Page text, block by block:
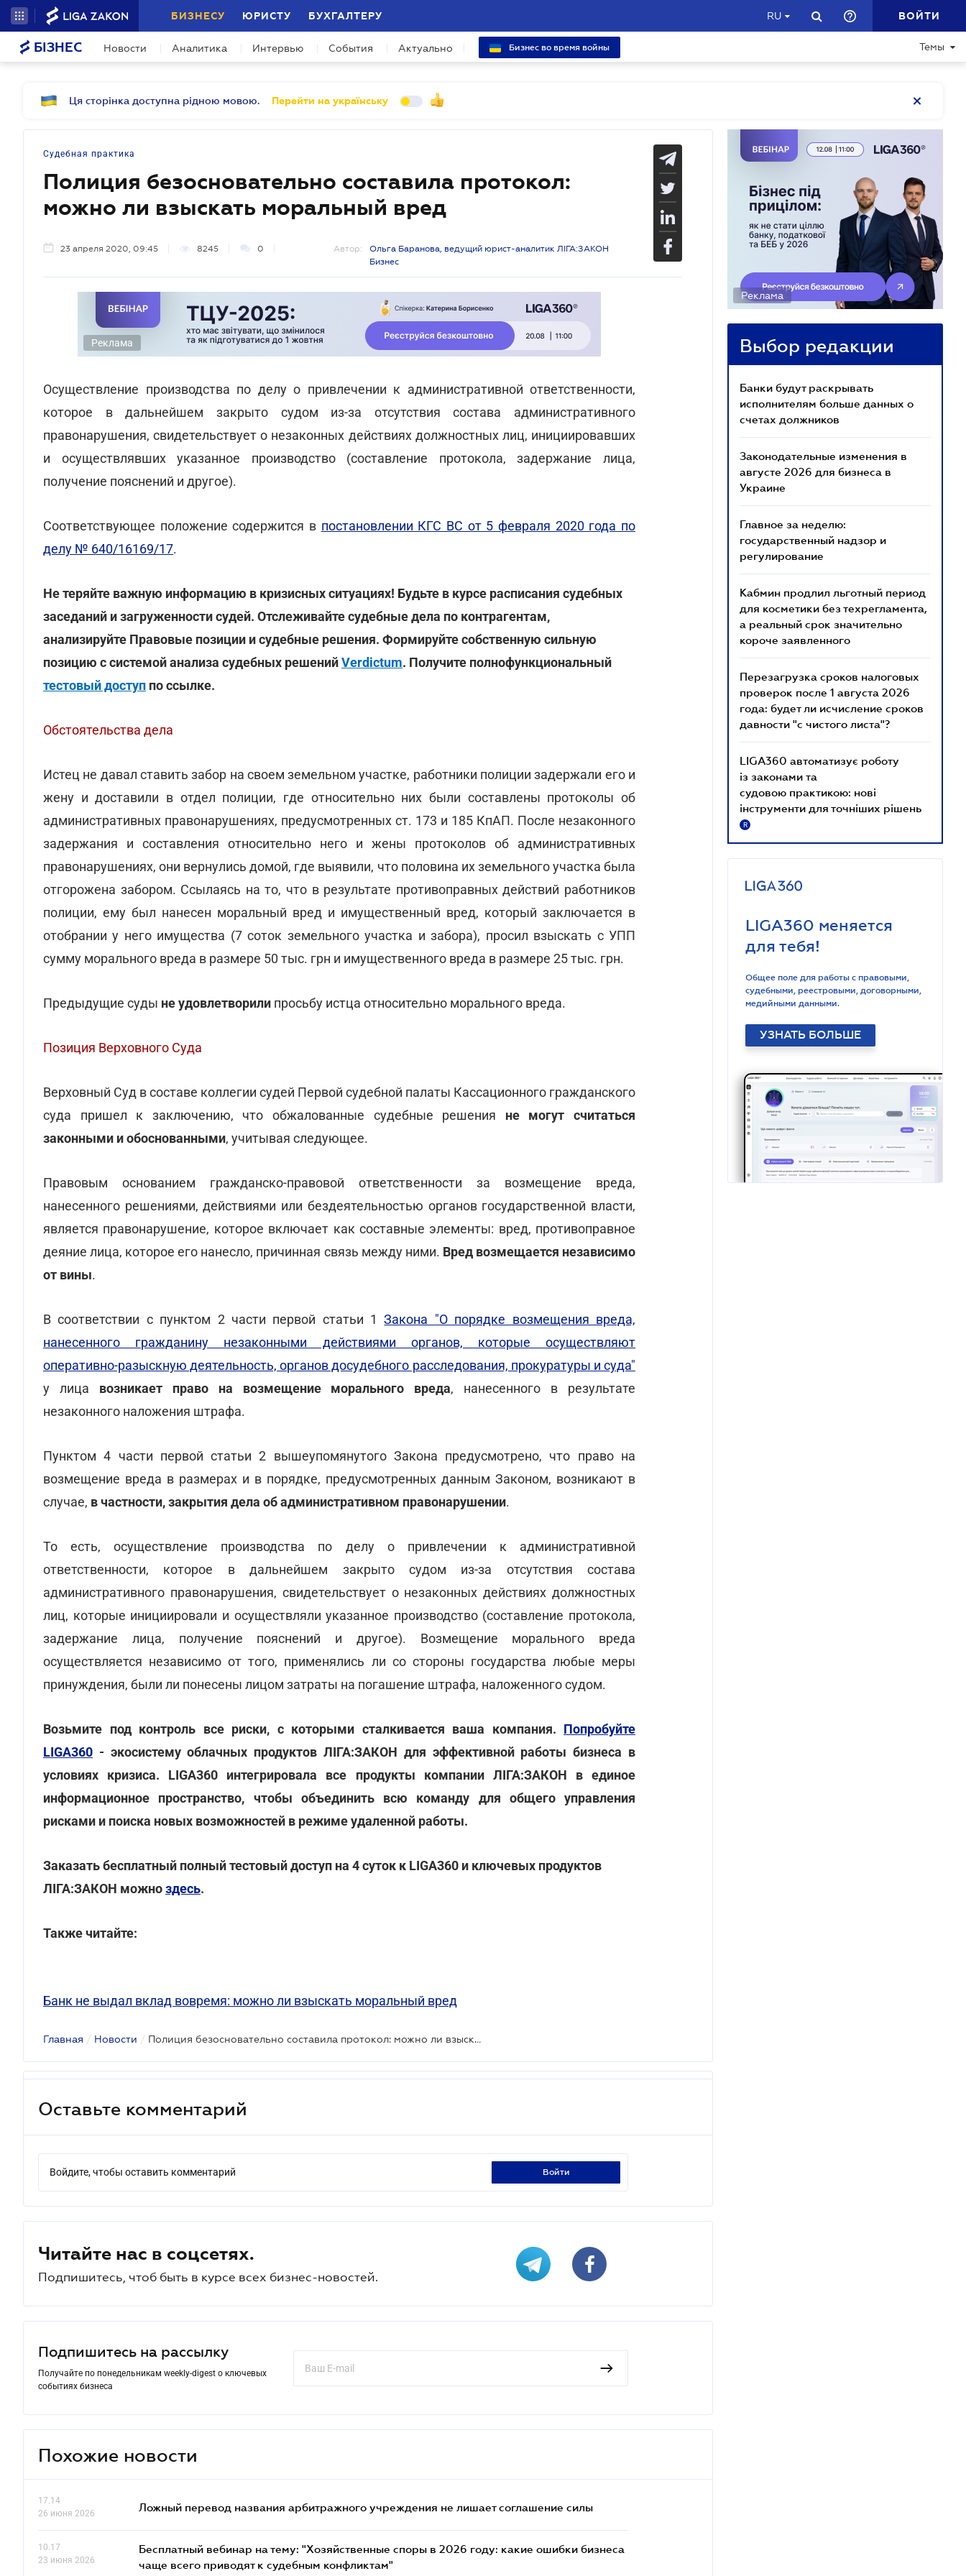
БИЗНЕСУ ЮРИСТУ БУХГАЛТЕРУ RU ВОЙТИ
БІЗНЕС Новости Аналитика Интервью События Актуально Бизнес во время войны Темы
Ця сторінка доступна рідною мовою. Перейти на українську
Судебная практика
Полиция безосновательно составила протокол:
можно ли взыскать моральный вред
23 апреля 2020, 09:45 8245 0 Автор:
Ольга Баранова, ведущий юрист-аналитик ЛІГА:ЗАКОН
Бизнес
Реклама
Осуществление производства по делу о привлечении к административной ответственности,
которое в дальнейшем закрыто судом из-за отсутствия состава административного
правонарушения, свидетельствует о незаконных действиях должностных лиц, инициировавших
и осуществлявших указанное производство (составление протокола, задержание лица,
получение пояснений и другое).
Соответствующее положение содержится в постановлении КГС ВС от 5 февраля 2020 года по
делу № 640/16169/17.
Не теряйте важную информацию в кризисных ситуациях! Будьте в курсе расписания судебных
заседаний и загруженности судей. Отслеживайте судебные дела по контрагентам,
анализируйте Правовые позиции и судебные решения. Формируйте собственную сильную
позицию с системой анализа судебных решенийVerdictum. Получите полнофункциональный
тестовый доступ по ссылке.
Обстоятельства дела
Истец не давал ставить забор на своем земельном участке, работники полиции задержали его и
жену и доставили в отдел полиции, где относительно них были составлены протоколы об
административных правонарушениях, предусмотренных ст. 173 и 185 КпАП. После незаконного
задержания и составления относительно него и жены протоколов об административных
правонарушениях, они вернулись домой, где выявили, что половина их земельного участка была
отгорожена забором. Ссылаясь на то, что в результате противоправных действий работников
полиции, ему был нанесен моральный вред и имущественный вред, который заключается в
отобрании у него имущества (7 соток земельного участка и забора), просил взыскать с УПП
сумму морального вреда в размере 50 тыс. грн и имущественного вреда в размере 25 тыс. грн.
Предыдущие суды не удовлетворили просьбу истца относительно морального вреда.
Позиция Верховного Суда
Верховный Суд в составе коллегии судей Первой судебной палаты Кассационного гражданского
суда пришел к заключению, что обжалованные судебные решения не могут считаться
законными и обоснованными, учитывая следующее.
Правовым основанием гражданско-правовой ответственности за возмещение вреда,
нанесенного решениями, действиями или бездеятельностью органов государственной власти,
является правонарушение, которое включает как составные элементы: вред, противоправное
деяние лица, которое его нанесло, причинная связь между ними. Вред возмещается независимо
от вины.
В соответствии с пунктом 2 части первой статьи 1Закона "О порядке возмещения вреда,
нанесенного гражданину незаконными действиями органов, которые осуществляют
оперативно-разыскную деятельность, органов досудебного расследования, прокуратуры и суда"
у лица возникает право на возмещение морального вреда, нанесенного в результате
незаконного наложения штрафа.
Пунктом 4 части первой статьи 2 вышеупомянутого Закона предусмотрено, что право на
возмещение вреда в размерах и в порядке, предусмотренных данным Законом, возникают в
случае, в частности, закрытия дела об административном правонарушении.
То есть, осуществление производства по делу о привлечении к административной
ответственности, которое в дальнейшем закрыто судом из-за отсутствия состава
административного правонарушения, свидетельствует о незаконных действиях должностных
лиц, которые инициировали и осуществляли указанное производство (составление протокола,
задержание лица, получение пояснений и другое). Возмещение морального вреда
осуществляется независимо от того, применялись ли со стороны государства любые меры
принуждения, были ли понесены лицом затраты на погашение штрафа, наложенного судом.
Возьмите под контроль все риски, с которыми сталкивается ваша компания. Попробуйте
LIGA360 - экосистему облачных продуктов ЛІГА:ЗАКОН для эффективной работы бизнеса в
условиях кризиса. LIGA360 интегрировала все продукты компании ЛІГА:ЗАКОН в единое
информационное пространство, чтобы объединить всю команду для общего управления
рисками и поиска новых возможностей в режиме удаленной работы.
Заказать бесплатный полный тестовый доступ на 4 суток к LIGA360 и ключевых продуктов
ЛІГА:ЗАКОН можноздесь.
Также читайте:
Банк не выдал вклад вовремя: можно ли взыскать моральный вред
Главная / Новости / Полиция безосновательно составила протокол: можно ли взыскать моральный вред
Оставьте комментарий
Войдите, чтобы оставить комментарий войти
Читайте нас в соцсетях.
Подпишитесь, чтоб быть в курсе всех бизнес-новостей.
Подпишитесь на рассылку
Получайте по понедельникам weekly-digest о ключевых
событиях бизнеса
Похожие новости
17.14
26 июня 2026
Ложный перевод названия арбитражного учреждения не лишает соглашение силы
10.17
23 июня 2026
Бесплатный вебинар на тему: "Хозяйственные споры в 2026 году: какие ошибки бизнеса
чаще всего приводят к судебным конфликтам"
Реклама
Выбор редакции
Банки будут раскрывать
исполнителям больше данных о
счетах должников
Законодательные изменения в
августе 2026 для бизнеса в
Украине
Главное за неделю:
государственный надзор и
регулирование
Кабмин продлил льготный период
для косметики без техрегламента,
а реальный срок значительно
короче заявленного
Перезагрузка сроков налоговых
проверок после 1 августа 2026
года: будет ли исчисление сроков
давности "с чистого листа"?
LIGA360 автоматизує роботу
із законами та
судовою практикою: нові
інструменти для точніших рішень
R
LIGA360 меняется
для тебя!
Общее поле для работы с правовыми,
судебными, реестровыми, договорными,
медийными данными.
УЗНАТЬ БОЛЬШЕ